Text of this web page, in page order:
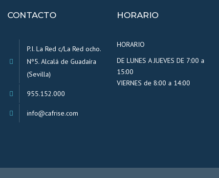
CONTACTO
P.I. La Red c/La Red ocho.
Nº5. Alcalá de Guadaíra
(Sevilla)
955.152.000
info@cafrise.com
HORARIO
HORARIO
DE LUNES A JUEVES DE 7:00 a
15:00
VIERNES de 8:00 a 14:00